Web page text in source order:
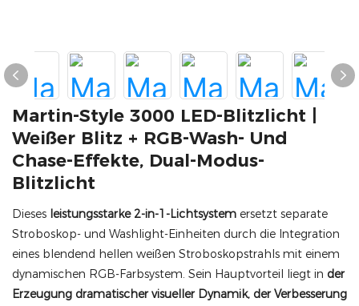
Martin-Style 3000 LED-Blitzlicht |
Weißer Blitz + RGB-Wash- Und
Chase-Effekte, Dual-Modus-
Blitzlicht
Dieses leistungsstarke 2-in-1-Lichtsystem ersetzt separate
Stroboskop- und Washlight-Einheiten durch die Integration
eines blendend hellen weißen Stroboskopstrahls mit einem
dynamischen RGB-Farbsystem. Sein Hauptvorteil liegt in der
Erzeugung dramatischer visueller Dynamik, der Verbesserung